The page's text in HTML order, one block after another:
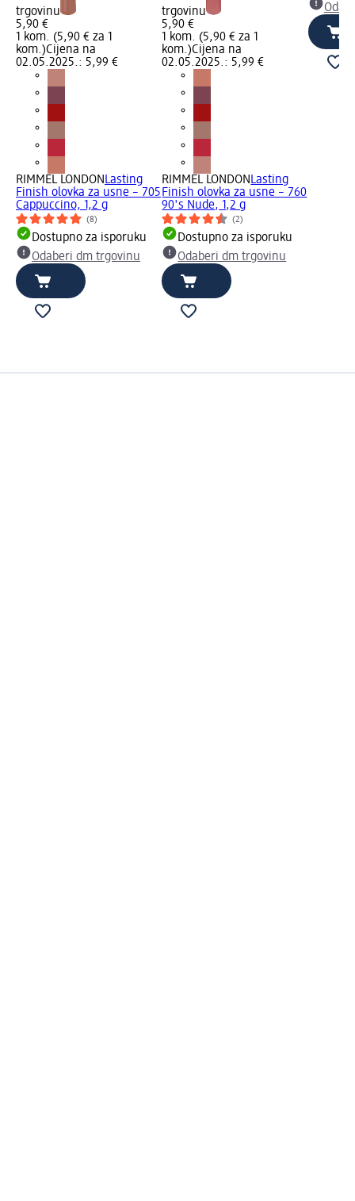
trgovinu
5,90 €
1 kom. (5,90 € za 1
kom.)Cijena na
02.05.2025.: 5,99 €
RIMMEL LONDON Lasting
Finish olovka za usne – 705
Cappuccino, 1,2 g
(8)
Dostupno za isporuku
Odaberi dm trgovinu
trgovinu
5,90 €
1 kom. (5,90 € za 1
kom.)Cijena na
02.05.2025.: 5,99 €
RIMMEL LONDON Lasting
Finish olovka za usne – 760
90's Nude, 1,2 g
(2)
Dostupno za isporuku
Odaberi dm trgovinu